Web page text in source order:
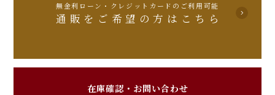
無金利ローン・クレジットカードのご利用可能
通販をご希望の方はこちら
在庫確認・お問い合わせ